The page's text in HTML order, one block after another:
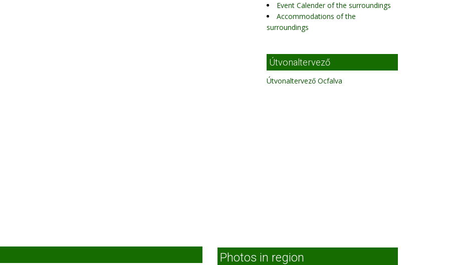
Event Calender of the surroundings
Accommodations of the
surroundings
Útvonaltervező
Útvonaltervező Ocfalva
Photos in region